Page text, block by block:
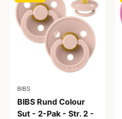
BIBS
BIBS Rund Colour
Sut - 2-Pak - Str. 2 -